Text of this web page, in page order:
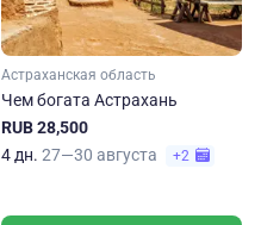
Астраханская область
Чем богата Астрахань
RUB 28,500
4 дн. 27—30 августа +2